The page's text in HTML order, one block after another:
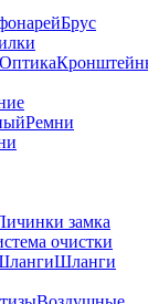
Брус
Оптика
Ремни
замка
очистки
Шланги